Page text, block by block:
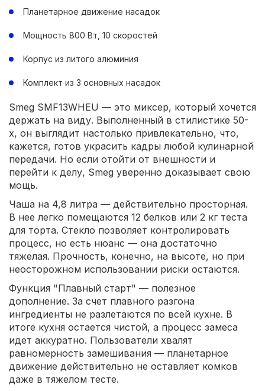
Планетарное движение насадок
Мощность 800 Вт, 10 скоростей
Корпус из литого алюминия
Комплект из 3 основных насадок
Smeg SMF13WHEU — это миксер, который хочется
держать на виду. Выполненный в стилистике 50-
х, он выглядит настолько привлекательно, что,
кажется, готов украсить кадры любой кулинарной
передачи. Но если отойти от внешности и
перейти к делу, Smeg уверенно доказывает свою
мощь.
Чаша на 4,8 литра — действительно просторная.
В нее легко помещаются 12 белков или 2 кг теста
для торта. Стекло позволяет контролировать
процесс, но есть нюанс — она достаточно
тяжелая. Прочность, конечно, на высоте, но при
неосторожном использовании риски остаются.
Функция "Плавный старт" — полезное
дополнение. За счет плавного разгона
ингредиенты не разлетаются по всей кухне. В
итоге кухня остается чистой, а процесс замеса
идет аккуратно. Пользователи хвалят
равномерность замешивания — планетарное
движение действительно не оставляет комков
даже в тяжелом тесте.